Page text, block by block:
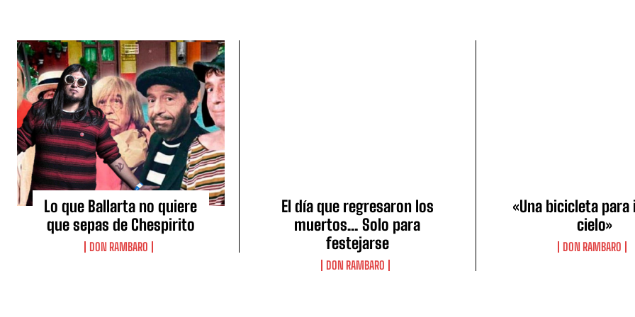
Lo que Ballarta no quiere
que sepas de Chespirito
DON RAMBARO
El día que regresaron los
muertos… Solo para
festejarse
DON RAMBARO
«Una bicicleta para
cielo»
DON RAMBARO